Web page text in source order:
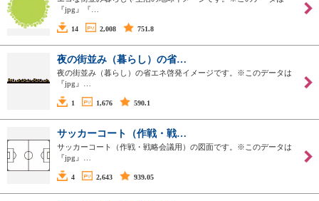
『jpg』『…
14 2,008 751.8
夜の街並み（暮らし）の省…
夜の街並み（暮らし）の省エネ啓発イメージです。※このデータは
『jpg』…
1 1,676 590.1
サッカーコート（作戦・戦…
サッカーコート（作戦・戦略会議用）の図面です。※このデータは
『jpg』…
4 2,643 939.05